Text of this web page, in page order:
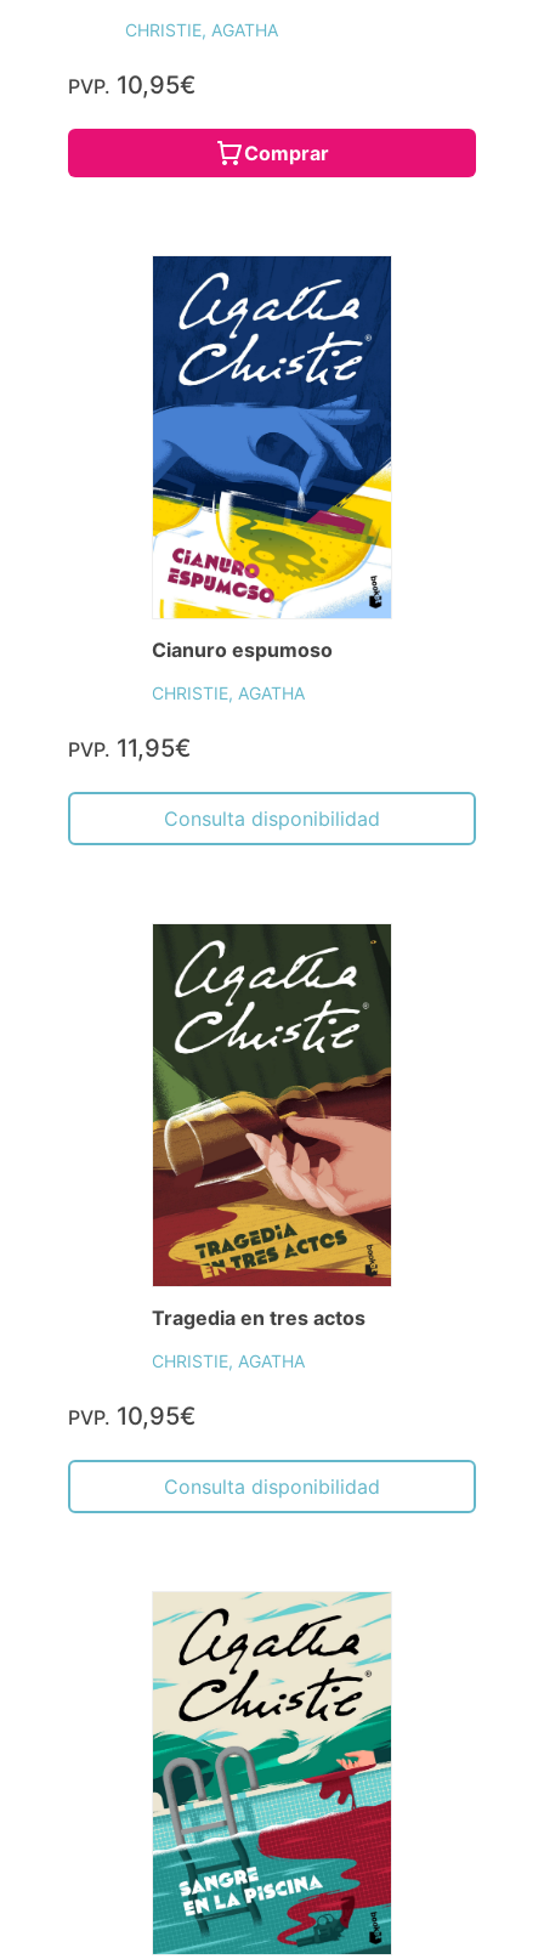
CHRISTIE, AGATHA
PVP. 10,95€
Comprar
Cianuro espumoso
CHRISTIE, AGATHA
PVP. 11,95€
Consulta disponibilidad
Tragedia en tres actos
CHRISTIE, AGATHA
PVP. 10,95€
Consulta disponibilidad